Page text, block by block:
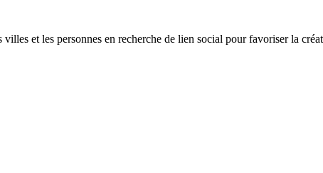
et les personnes en recherche de lien social pour favoriser la